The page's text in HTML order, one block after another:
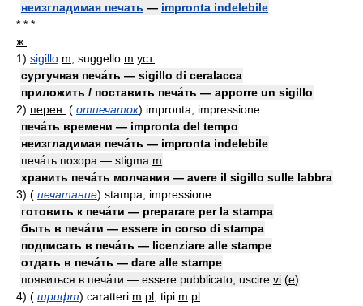
неизгладимая печать — impronta indelebile
* * *
ж.
1) sigillo m; suggello m уст.
сургучная печа́ть — sigillo di ceralacca
приложить / поставить печа́ть — apporre un sigillo
2) перен. ( отпечаток) impronta, impressione
печа́ть времени — impronta del tempo
неизгладимая печа́ть — impronta indelebile
печа́ть позора — stigma m
хранить печа́ть молчания — avere il sigillo sulle labbra
3) ( печатание) stampa, impressione
готовить к печа́ти — preparare per la stampa
быть в печа́ти — essere in corso di stampa
подписать в печа́ть — licenziare alle stampe
отдать в печа́ть — dare alle stampe
появиться в печа́ти — essere pubblicato, uscire vi (e)
4) ( шрифт) caratteri m pl , tipi m pl